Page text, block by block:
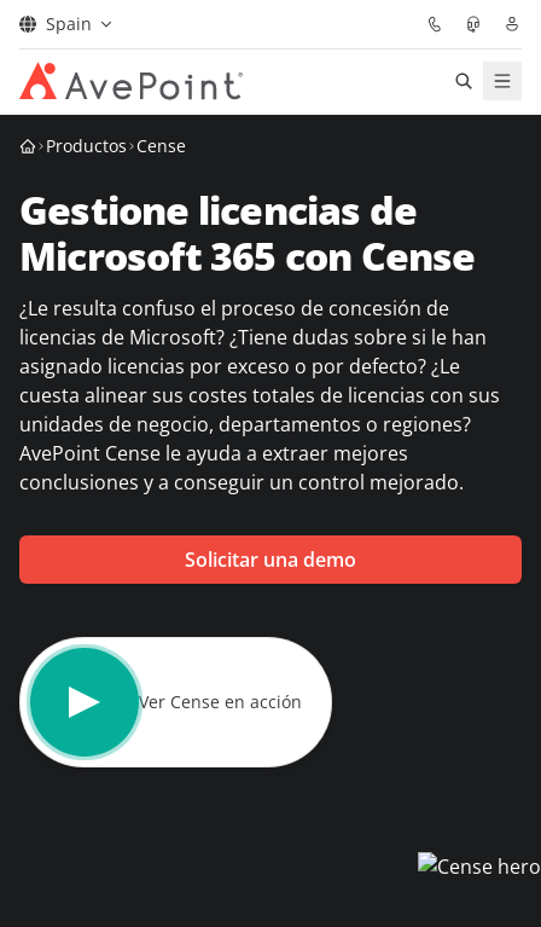
Spain
Soluciones
Confidence Platform
Precios
Partners
Recursos
Acerca de
Obtener asesoramiento de
Solicitar una
Productos Cense
Gestione licencias de
Microsoft 365 con Cense
¿Le resulta confuso el proceso de concesión de
licencias de Microsoft? ¿Tiene dudas sobre si le han
asignado licencias por exceso o por defecto? ¿Le
cuesta alinear sus costes totales de licencias con sus
unidades de negocio, departamentos o regiones?
AvePoint Cense le ayuda a extraer mejores
conclusiones y a conseguir un control mejorado.
Solicitar una demo
Ver Cense en acción